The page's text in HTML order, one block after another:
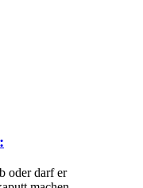
oder darf er